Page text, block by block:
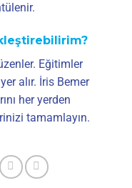
Eğitimler
alır. İris Bemer
her yerden
tamamlayın.